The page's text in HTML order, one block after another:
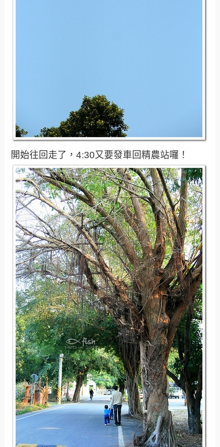
開始往回走了，4:30又要發車回精農站囉！